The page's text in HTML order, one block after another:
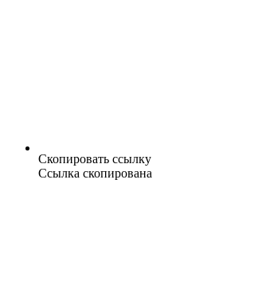
Скопировать ссылку
Ссылка скопирована